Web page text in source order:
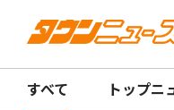
すべて トップニ